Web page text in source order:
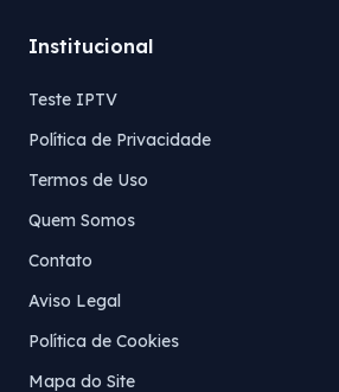
Institucional
Teste IPTV
Política de Privacidade
Termos de Uso
Quem Somos
Contato
Aviso Legal
Política de Cookies
Mapa do Site